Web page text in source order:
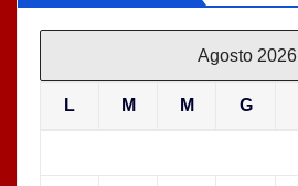
Agosto 2026
L M M G